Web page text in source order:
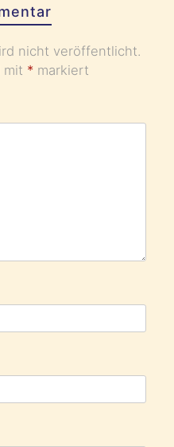
nicht veröffentlicht.
mit * markiert